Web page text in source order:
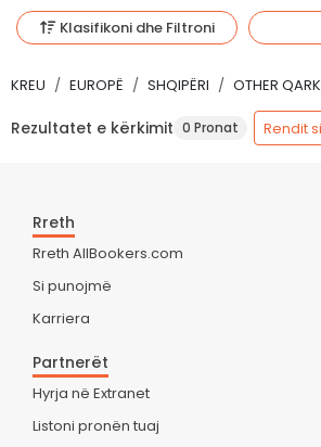
Klasifikoni dhe Filtroni
KREU EUROPË SHQIPËRI OTHER QARK
Rezultatet e kërkimit 0 Pronat
Rreth
Rreth AllBookers.com
Si punojmë
Karriera
Partnerët
Hyrja në Extranet
Listoni pronën tuaj